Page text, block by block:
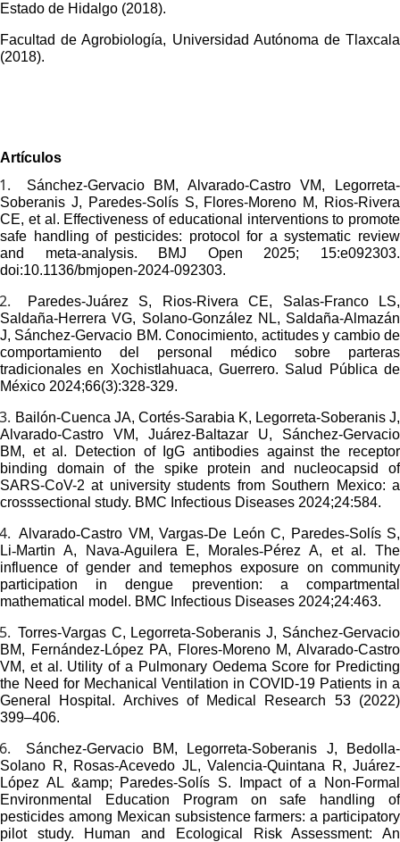
Estado de Hidalgo (2018).
Facultad de Agrobiología, Universidad Autónoma de Tlaxcala
(2018).
Artículos
1.
Sánchez-Gervacio BM, Alvarado-Castro VM, Legorreta-
Soberanis J, Paredes-Solís S, Flores-Moreno M, Rios-Rivera
CE, et al. Effectiveness of educational interventions to promote
safe handling of pesticides: protocol for a systematic review
and meta-analysis. BMJ Open 2025; 15:e092303.
doi:10.1136/bmjopen-2024-092303.
2.
Paredes-Juárez S, Rios-Rivera CE, Salas-Franco LS,
Saldaña-Herrera VG, Solano-González NL, Saldaña-Almazán
J, Sánchez-Gervacio BM. Conocimiento, actitudes y cambio de
comportamiento del personal médico sobre parteras
tradicionales en Xochistlahuaca, Guerrero. Salud Pública de
México 2024;66(3):328-329.
3. Bailón-Cuenca JA, Cortés-Sarabia K, Legorreta-Soberanis J,
Alvarado-Castro VM, Juárez-Baltazar U, Sánchez-Gervacio
BM, et al.
Detection of IgG antibodies against the receptor
binding domain of the spike protein and nucleocapsid of
SARS-CoV-2 at university students from Southern Mexico: a
crosssectional study. BMC Infectious Diseases 2024;24:584.
4. Alvarado‑Castro VM, Vargas‑De León C, Paredes‑Solís S,
Li‑Martin A, Nava‑Aguilera E, Morales‑Pérez A, et al. The
influence of gender and temephos exposure on community
participation in dengue prevention: a compartmental
mathematical model. BMC Infectious Diseases 2024;24:463.
5. Torres-Vargas C, Legorreta-Soberanis J, Sánchez-Gervacio
BM, Fernández-López PA, Flores-Moreno M, Alvarado-Castro
VM, et al. Utility of a Pulmonary Oedema Score for Predicting
the Need for Mechanical Ventilation in COVID-19 Patients in a
General Hospital. Archives of Medical Research 53 (2022)
399–406.
6.
Sánchez-Gervacio BM, Legorreta-Soberanis J, Bedolla-
Solano R, Rosas-Acevedo JL, Valencia-Quintana R, Juárez-
López AL &amp; Paredes-Solís S. Impact of a Non-Formal
Environmental Education Program on safe handling of
pesticides among Mexican subsistence farmers: a participatory
pilot study. Human and Ecological Risk Assessment: An